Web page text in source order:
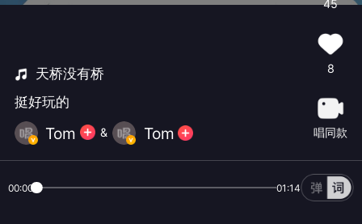
天桥没有桥
挺好玩的
‍ Tom & ‍ Tom
45
8
唱同款
00:00 01:14